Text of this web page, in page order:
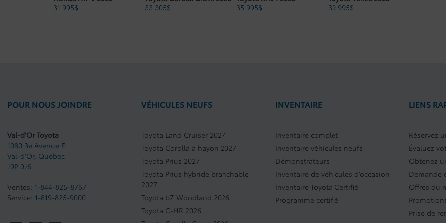
Cote de consommation de carburant combinée M100 Gal : 36
Type de carburant : Regular Gasoline
31 995$
33 305$
35 995$
39 995$
POUR NOUS JOINDRE
Val-d'Or Toyota
1080 3e Avenue E
Val-d'Or, Québec
J9P 0J6
Ventes: 1-844-825-8767
Service: 1-819-825-9000
VÉHICULES NEUFS
Toyota Land Cruiser 2027
Toyota Corolla à hayon 2027
Toyota Prius 2027
Toyota Prius hybride branchable
2027
Toyota bZ Woodland 2026
Toyota C-HR 2026
INVENTAIRE
Inventaire complet
Inventaire véhicules neufs
Démonstrateurs
Inventaire de véhicules d’occasion
Inventaire Toyota Certifié
Programme certifié
LIENS
Réservez
Évaluez
Obtenez
Demande
Offres du
Prise de